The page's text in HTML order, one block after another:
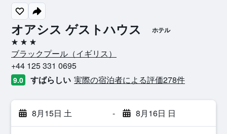
オアシス ゲストハウス ホテル
3つ星
ブラックプール​（イギリス​）​
+44 125 331 0695
9.0 すばらしい 実際の宿泊者による評価278​件
8月15日 土 - 8月16日 日